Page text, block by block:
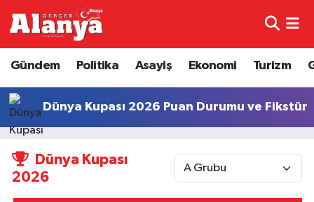
Gündem Politika Asayiş Ekonomi Turizm
Dünya Kupası 2026 Puan Durumu ve Fikstür
Dünya Kupası
2026
Genel
Bilim ve Teknoloji
Bölge
Trafik Durumu
Tüm Manşetler
Son Dakika Haberleri